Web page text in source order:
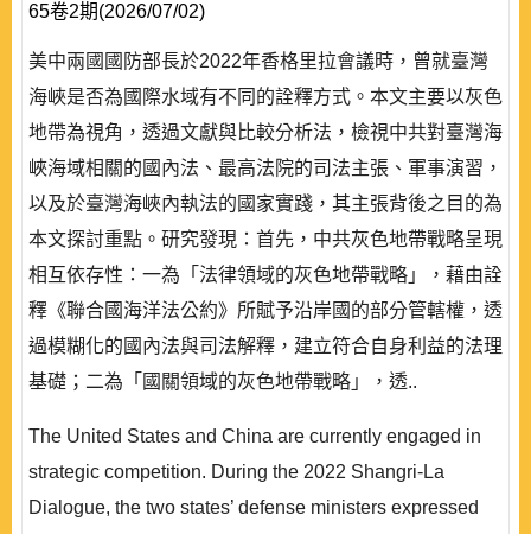
65卷2期(2026/07/02)
美中兩國國防部長於2022年香格里拉會議時，曾就臺灣
海峽是否為國際水域有不同的詮釋方式。本文主要以灰色
地帶為視角，透過文獻與比較分析法，檢視中共對臺灣海
峽海域相關的國內法、最高法院的司法主張、軍事演習，
以及於臺灣海峽內執法的國家實踐，其主張背後之目的為
本文探討重點。研究發現：首先，中共灰色地帶戰略呈現
相互依存性：一為「法律領域的灰色地帶戰略」，藉由詮
釋《聯合國海洋法公約》所賦予沿岸國的部分管轄權，透
過模糊化的國內法與司法解釋，建立符合自身利益的法理
基礎；二為「國關領域的灰色地帶戰略」，透..
The United States and China are currently engaged in
strategic competition. During the 2022 Shangri-La
Dialogue, the two states’ defense ministers expressed